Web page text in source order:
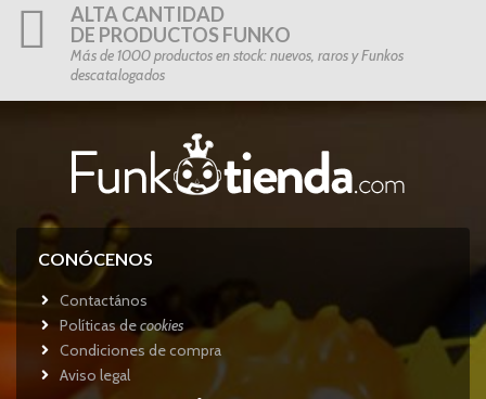
ALTA CANTIDAD
DE PRODUCTOS FUNKO
Más de 1000 productos en stock: nuevos, raros y Funkos
descatalogados
CONÓCENOS
Contactános
Políticas decookies
Condiciones de compra
Aviso legal